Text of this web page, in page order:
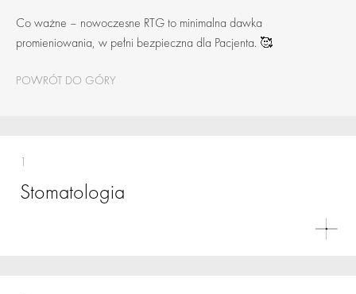
Co ważne – nowoczesne RTG to minimalna dawka
promieniowania, w pełni bezpieczna dla Pacjenta. 🥰
POWRÓT DO GÓRY
1
Stomatologia